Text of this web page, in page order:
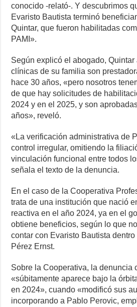
conocido -relató-. Y descubrimos
Evaristo Bautista terminó
Quintar, que fueron habilitadas
PAMI».
Según explicó el abogado,
clínicas de su familia son
hace 30 años, «pero nosotros
de que hay solicitudes de
2024 y en el 2025, y son
años», reveló.
«La verificación administrativa de
control irregular, omitiendo la
vinculación funcional entre todos
señala el texto de la denuncia.
En el caso de la Cooperativa
trata de una institución que nació
reactiva en el año 2024, ya en el
obtiene beneficios, según lo que
contar con Evaristo Bautista
Pérez Ernst.
Sobre la Cooperativa, la denuncia
«súbitamente aparece bajo la
en 2024», cuando «modificó sus
incorporando a Pablo Perovic,